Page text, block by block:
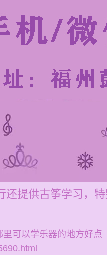
还提供古筝学习，
里可以学乐器的地方好点